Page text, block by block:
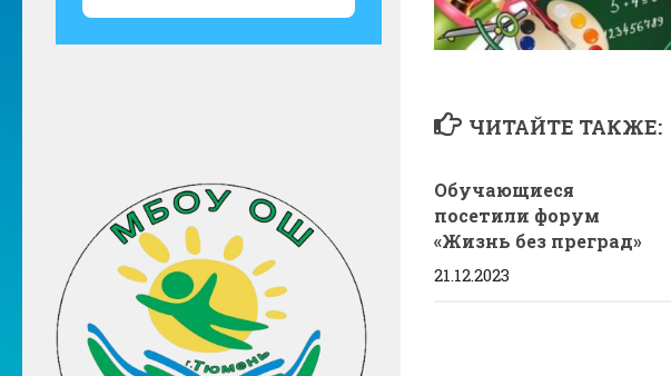
ЧИТАЙТЕ ТАКЖЕ:
Обучающиеся
посетили форум
«Жизнь без преград»
21.12.2023